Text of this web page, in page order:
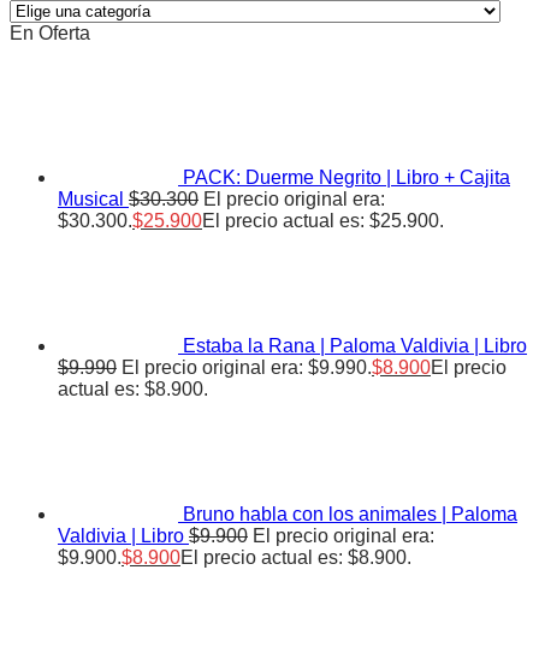
En Oferta
PACK: Duerme Negrito | Libro + Cajita
Musical $30.300 El precio original era:
$30.300.$25.900El precio actual es: $25.900.
Estaba la Rana | Paloma Valdivia | Libro
$9.990 El precio original era: $9.990.$8.900El precio
actual es: $8.900.
Bruno habla con los animales | Paloma
Valdivia | Libro $9.900 El precio original era:
$9.900.$8.900El precio actual es: $8.900.